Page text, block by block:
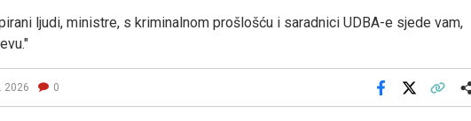
ljudi, ministre, s kriminalnom prošlošću i saradnici UDBA-e sjede vam,
2026 0
Facebook